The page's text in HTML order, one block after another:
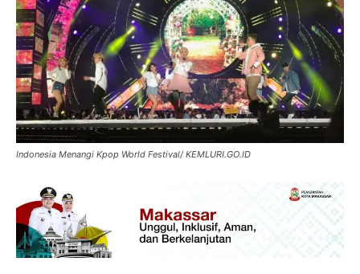
Indonesia Menangi Kpop World Festival/ KEMLURI.GO.ID